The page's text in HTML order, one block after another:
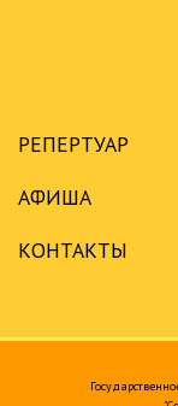
РЕПЕРТУАР
АФИША
КОНТАКТЫ